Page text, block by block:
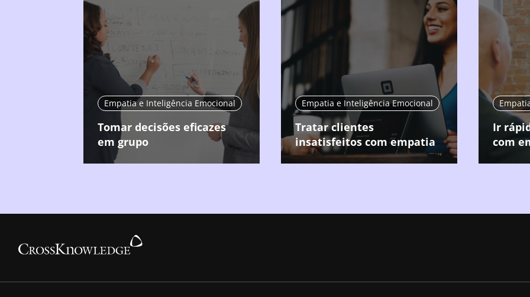
Empatia e Inteligência Emocional
Tomar decisões eficazes
em grupo
Empatia e Inteligência Emocional
Tratar clientes
insatisfeitos com empatia
Ir
com